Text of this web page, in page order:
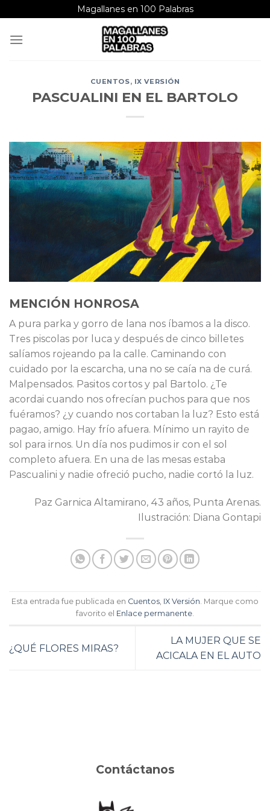
al
contenido
Magallanes en 100 Palabras
CUENTOS, IX VERSIÓN
PASCUALINI EN EL BARTOLO
MENCIÓN HONROSA
A pura parka y gorro de lana nos íbamos a la disco.
Tres piscolas por luca y después de cinco billetes
salíamos rojeando pa la calle. Caminando con
cuidado por la escarcha, una no se caía na de curá.
Malpensados. Pasitos cortos y pal Bartolo. ¿Te
acordai cuando nos ofrecían puchos para que nos
fuéramos? ¿y cuando nos cortaban la luz? Esto está
pagao, amigo. Hay frío afuera. Mínimo un rayito de
sol para irnos. Un día nos pudimos ir con el sol
completo afuera. En una de las mesas estaba
Pascualini y nadie ofreció pucho, nadie cortó la luz.
Paz Garnica Altamirano, 43 años, Punta Arenas.
Ilustración: Diana Gontapi
Esta entrada fue publicada en Cuentos, IX Versión. Marque como
favorito el Enlace permanente.
¿QUÉ FLORES MIRAS?
LA MUJER QUE SE
ACICALA EN EL AUTO
Contáctanos